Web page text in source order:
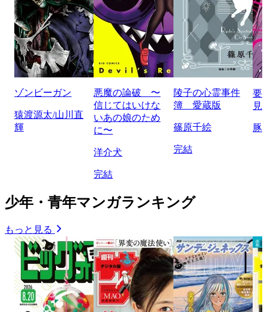
ゾンビーガン
猿渡源太/山川直
輝
悪魔の論破 〜
信じてはいけな
いあの娘のため
に〜
洋介犬
完結
陵子の心霊事件
簿 愛蔵版
篠原千絵
完結
要
見
豚
少年・青年マンガランキング
もっと見る